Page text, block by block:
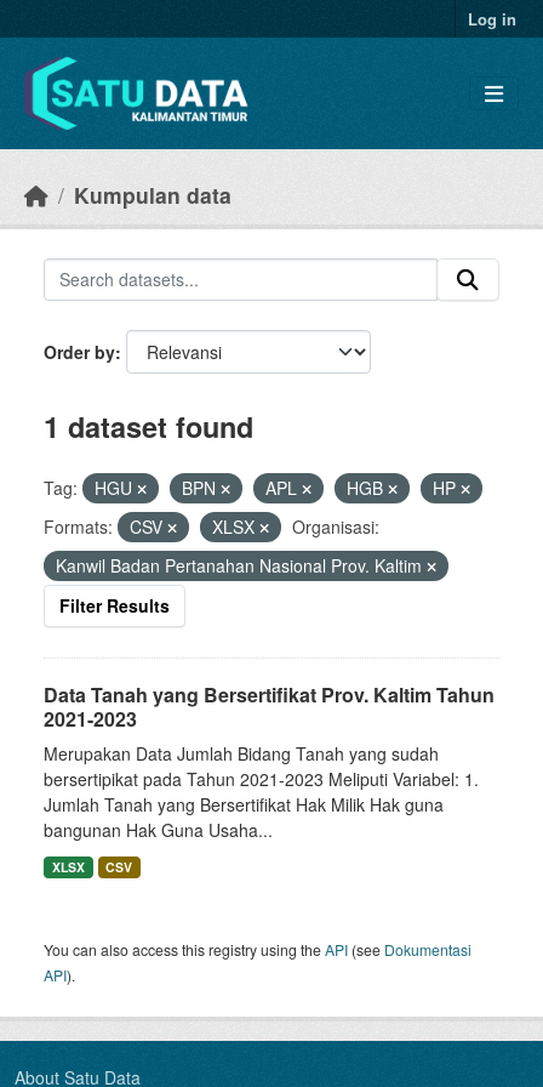
Log in
Kumpulan data
Order by
1 dataset found
Tag: HGU BPN APL HGB
HP
Formats:
CSV XLSX
Organisasi:
Kanwil Badan Pertanahan Nasional Prov. Kaltim
Filter Results
Data Tanah yang Bersertifikat Prov. Kaltim Tahun
2021-2023
Merupakan Data Jumlah Bidang Tanah yang sudah
bersertipikat pada Tahun 2021-2023 Meliputi Variabel: 1.
Jumlah Tanah yang Bersertifikat Hak Milik Hak guna
bangunan Hak Guna Usaha...
XLSX CSV
You can also access this registry using theAPI (see Dokumentasi
API).
About Satu Data